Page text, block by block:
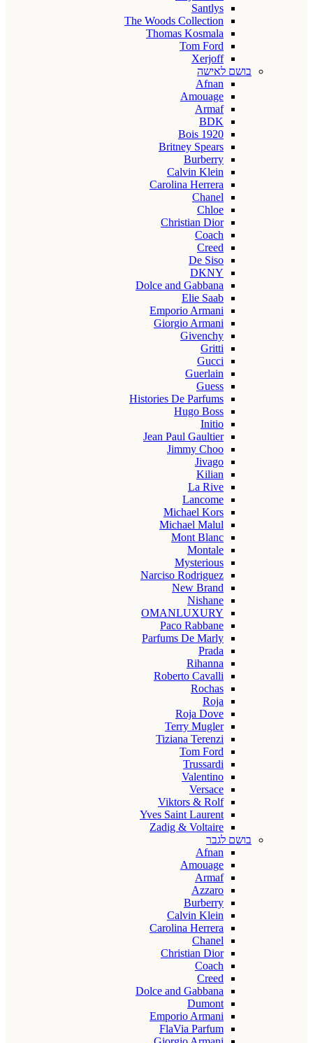
Santlys
The Woods Collection
Thomas Kosmala
Tom Ford
Xerjoff
בושם לאישה
Afnan
Amouage
Armaf
BDK
Bois 1920
Britney Spears
Burberry
Calvin Klein
Carolina Herrera
Chanel
Chloe
Christian Dior
Coach
Creed
De Siso
DKNY
Dolce and Gabbana
Elie Saab
Emporio Armani
Giorgio Armani
Givenchy
Gritti
Gucci
Guerlain
Guess
Histories De Parfums
Hugo Boss
Initio
Jean Paul Gaultier
Jimmy Choo
Jivago
Kilian
La Rive
Lancome
Michael Kors
Michael Malul
Mont Blanc
Montale
Mysterious
Narciso Rodriguez
New Brand
Nishane
OMANLUXURY
Paco Rabbane
Parfums De Marly
Prada
Rihanna
Roberto Cavalli
Rochas
Roja
Roja Dove
Terry Mugler
Tiziana Terenzi
Tom Ford
Trussardi
Valentino
Versace
Viktors & Rolf
Yves Saint Laurent
Zadig & Voltaire
בושם לגבר
Afnan
Amouage
Armaf
Azzaro
Burberry
Calvin Klein
Carolina Herrera
Chanel
Christian Dior
Coach
Creed
Dolce and Gabbana
Dumont
Emporio Armani
FlaVia Parfum